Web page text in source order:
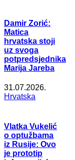
Damir Zorić:
Matica
hrvatska stoji
uz svoga
potpredsjednika
Marija Jareba
31.07.2026.
Hrvatska
Vlatka Vukelić
o optužbama
iz Rusije: Ovo
je prototip